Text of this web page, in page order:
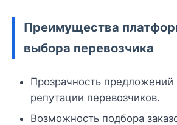
Преимущества
выбора перевозчика
Прозрачность предложений
репутации перевозчиков.
Возможность подбора